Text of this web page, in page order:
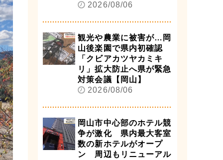
2026/08/06
観光や農業に被害が…岡
山後楽園で県内初確認
「クビアカツヤカミキ
リ」拡大防止へ県が緊急
対策会議【岡山】
2026/08/06
岡山市中心部のホテル競
争が激化 県内最大客室
数の新ホテルがオープ
ン 周辺もリニューアル